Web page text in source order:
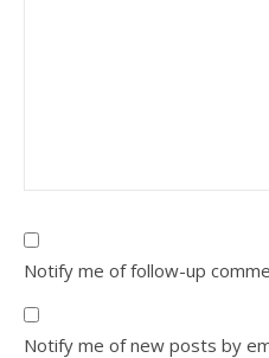
Notify me of follow-up
Notify me of new posts by